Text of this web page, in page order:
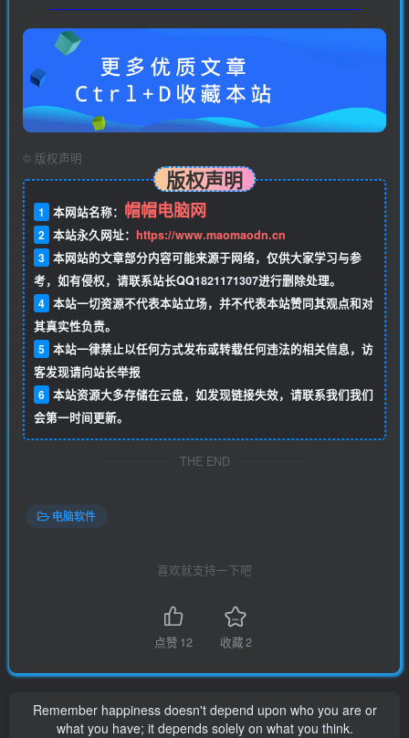
© 版权声明
版权声明
1 本网站名称： 帽帽电脑网
2 本站永久网址： https://www.maomaodn.cn
3 本网站的文章部分内容可能来源于网络，仅供大家学习与参
考，如有侵权，请联系站长QQ1821171307进行删除处理。
4 本站一切资源不代表本站立场，并不代表本站赞同其观点和对
其真实性负责。
5 本站一律禁止以任何方式发布或转载任何违法的相关信息，访
客发现请向站长举报
6 本站资源大多存储在云盘，如发现链接失效，请联系我们我们
会第一时间更新。
THE END
电脑软件
喜欢就支持一下吧
点赞 12 收藏2
Remember happiness doesn't depend upon who you are or
what you have; it depends solely on what you think.